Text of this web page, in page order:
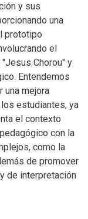
y sus
una
prototipo
el
Chorou" y
Entendemos
una mejora
estudiantes, ya
el contexto
con la
como la
de promover
de interpretación